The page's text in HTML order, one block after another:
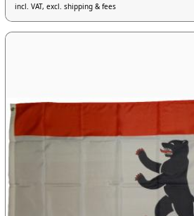
incl. VAT, excl. shipping & fees